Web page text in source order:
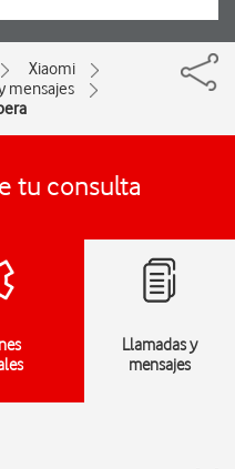
Xiaomi
mensajes
tu consulta
Llamadas y
mensajes